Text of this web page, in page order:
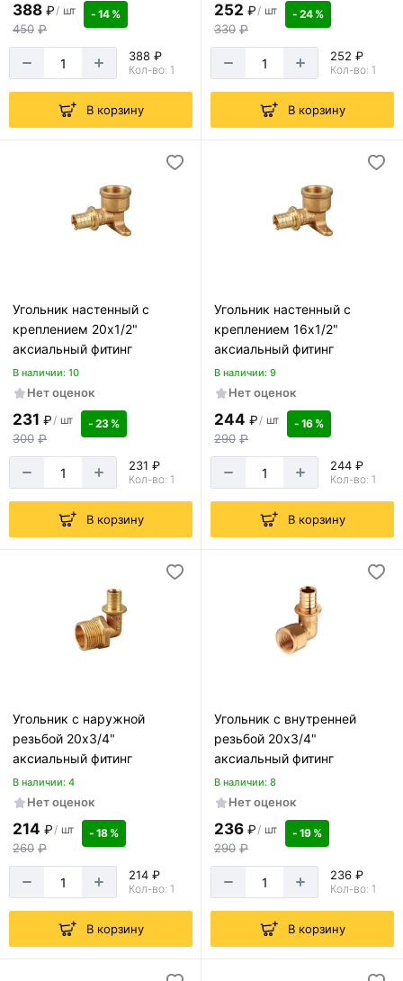
388 ₽/ шт
450 ₽
- 14 %
388 ₽
Кол-во: 1
В корзину
252 ₽/ шт
330 ₽
- 24 %
252 ₽
Кол-во: 1
В корзину
Угольник настенный с
креплением 20х1/2"
аксиальный фитинг
В наличии: 10
Нет оценок
231 ₽/ шт
300 ₽
- 23 %
231 ₽
Кол-во: 1
В корзину
Угольник настенный с
креплением 16х1/2"
аксиальный фитинг
В наличии: 9
Нет оценок
244 ₽/ шт
290 ₽
- 16 %
244 ₽
Кол-во: 1
В корзину
Угольник с наружной
резьбой 20х3/4"
аксиальный фитинг
В наличии: 4
Нет оценок
214 ₽/ шт
260 ₽
- 18 %
214 ₽
Кол-во: 1
В корзину
Угольник с внутренней
резьбой 20х3/4"
аксиальный фитинг
В наличии: 8
Нет оценок
236 ₽/ шт
290 ₽
- 19 %
236 ₽
Кол-во: 1
В корзину